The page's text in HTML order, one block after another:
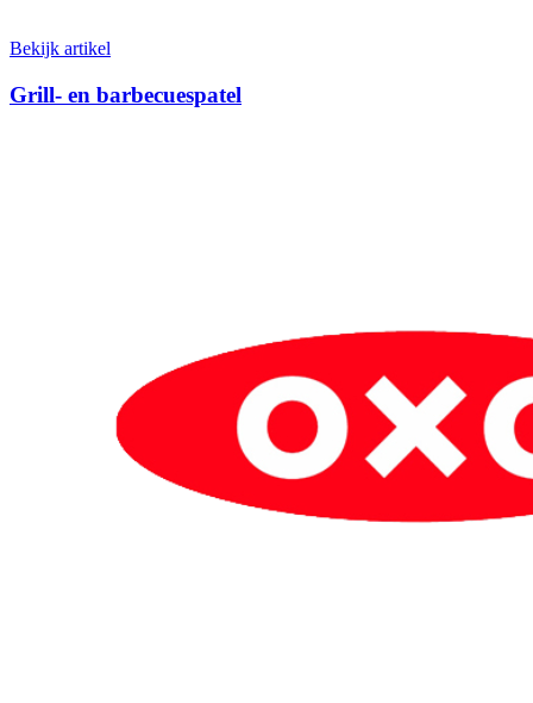
Bekijk artikel
Grill- en barbecuespatel